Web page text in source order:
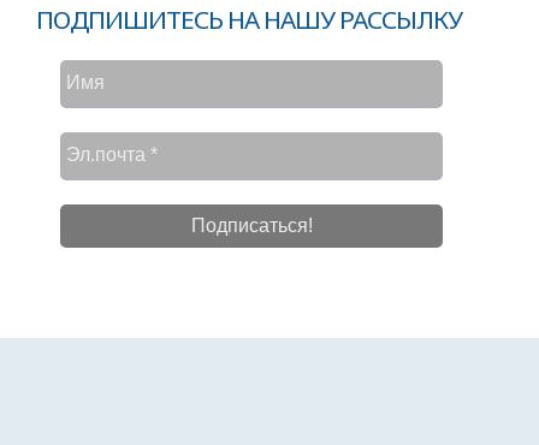
ПОДПИШИТЕСЬ НА НАШУ РАССЫЛКУ